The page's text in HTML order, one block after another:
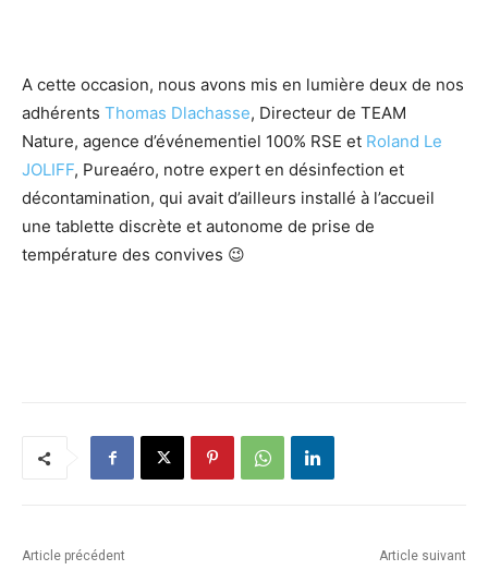
A cette occasion, nous avons mis en lumière deux de nos
adhérents Thomas Dlachasse, Directeur de TEAM
Nature, agence d’événementiel 100% RSE et Roland Le
JOLIFF, Pureaéro, notre expert en désinfection et
décontamination, qui avait d’ailleurs installé à l’accueil
une tablette discrète et autonome de prise de
température des convives 😉
Article précédent Article suivant